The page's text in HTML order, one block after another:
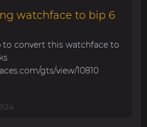
watchface to bip 6
to convert this watchface to
gts/view/10810